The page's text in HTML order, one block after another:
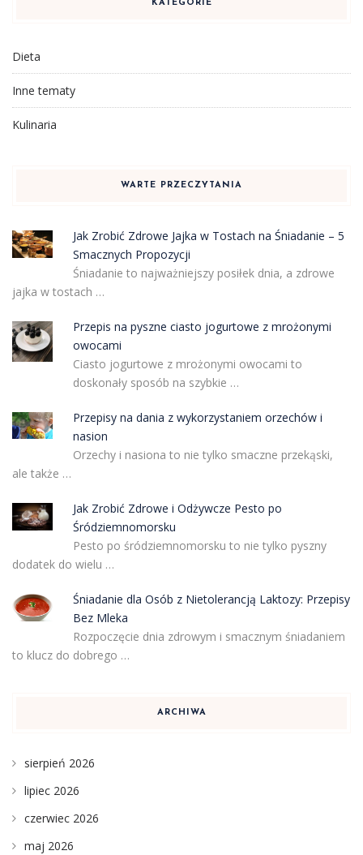
KATEGORIE
Dieta
Inne tematy
Kulinaria
WARTE PRZECZYTANIA
Jak Zrobić Zdrowe Jajka w Tostach na Śniadanie – 5
Smacznych Propozycji
Śniadanie to najważniejszy posiłek dnia, a zdrowe
jajka w tostach …
Przepis na pyszne ciasto jogurtowe z mrożonymi
owocami
Ciasto jogurtowe z mrożonymi owocami to
doskonały sposób na szybkie …
Przepisy na dania z wykorzystaniem orzechów i
nasion
Orzechy i nasiona to nie tylko smaczne przekąski,
ale także …
Jak Zrobić Zdrowe i Odżywcze Pesto po
Śródziemnomorsku
Pesto po śródziemnomorsku to nie tylko pyszny
dodatek do wielu …
Śniadanie dla Osób z Nietolerancją Laktozy: Przepisy
Bez Mleka
Rozpoczęcie dnia zdrowym i smacznym śniadaniem
to klucz do dobrego …
ARCHIWA
sierpień 2026
lipiec 2026
czerwiec 2026
maj 2026